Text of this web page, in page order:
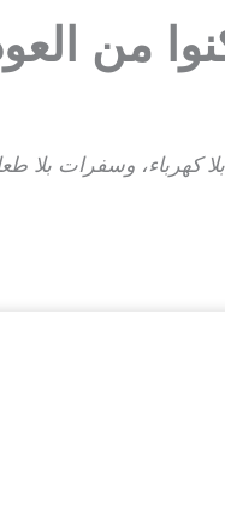
من
بلا كهرباء، وسفرات بلا